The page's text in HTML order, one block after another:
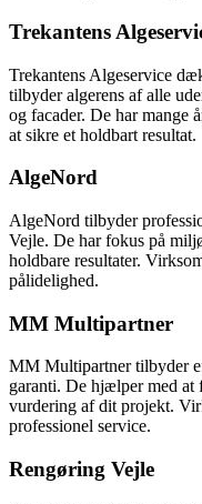
Trekantens
Trekantens Algeservice
tilbyder algerens af alle
og facader. De har mange
at sikre et holdbart resultat.
AlgeNord
AlgeNord tilbyder
Vejle. De har fokus på
holdbare resultater.
pålidelighed.
MM Multipartner
MM Multipartner tilbyder
garanti. De hjælper med at
vurdering af dit projekt.
professionel service.
Rengøring Vejle